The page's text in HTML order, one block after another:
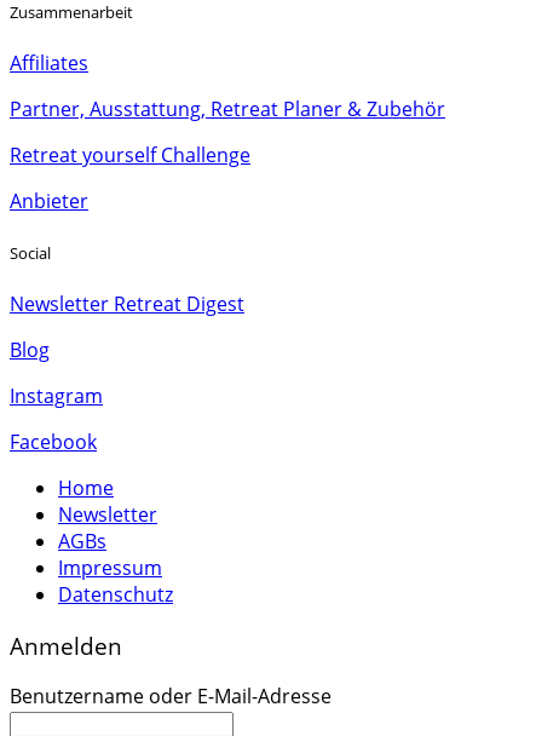
Zusammenarbeit
Affiliates
Partner, Ausstattung, Retreat Planer & Zubehör
Retreat yourself Challenge
Anbieter
Social
Newsletter Retreat Digest
Blog
Instagram
Facebook
Home
Newsletter
AGBs
Impressum
Datenschutz
Anmelden
Benutzername oder E-Mail-Adresse